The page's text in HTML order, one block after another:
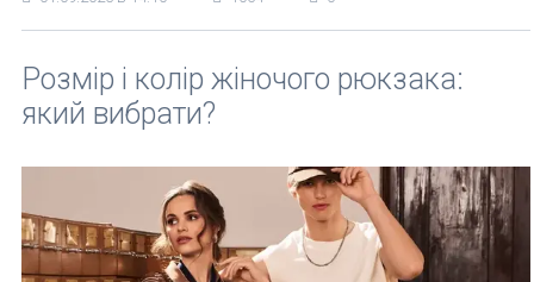
Розмір і колір жіночого рюкзака:
який вибрати?